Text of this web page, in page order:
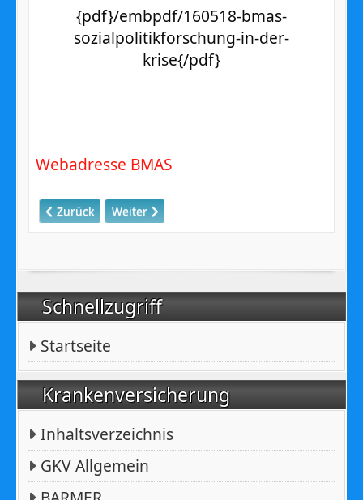
Schnellzugriff
Startseite
Krankenversicherung
Inhaltsverzeichnis
GKV Allgemein
{pdf}/embpdf/160518-bmas-
sozialpolitikforschung-in-der-
krise{/pdf}
Webadresse BMAS
Vorheriger Beitrag: 65. Jahrestag der Selbstverwaltung -
Zurück Nächster Beitrag: Sozialwahlen 2017 - Alles
Weiter